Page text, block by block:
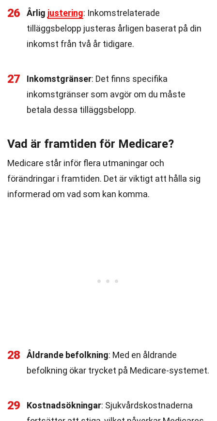
26 Årlig justering: Inkomstrelaterade
tilläggsbelopp justeras årligen baserat på din
inkomst från två år tidigare.
27 Inkomstgränser: Det finns specifika
inkomstgränser som avgör om du måste
betala dessa tilläggsbelopp.
Vad är framtiden för Medicare?
Medicare står inför flera utmaningar och
förändringar i framtiden. Det är viktigt att hålla sig
informerad om vad som kan komma.
28 Åldrande befolkning: Med en åldrande
befolkning ökar trycket på Medicare-systemet.
29 Kostnadsökningar: Sjukvårdskostnaderna